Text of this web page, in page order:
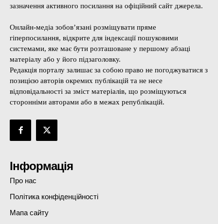
зазначення активного посилання на офіційний сайт джерела.
Онлайн-медіа зобов’язані розміщувати пряме
гіперпосилання, відкрите для індексації пошуковими
системами, яке має бути розташоване у першому абзаці
матеріалу або у його підзаголовку.
Редакція порталу залишає за собою право не погоджуватися з
позицією авторів окремих публікацій та не несе
відповідальності за зміст матеріалів, що розміщуються
сторонніми авторами або в межах републікацій.
Інформація
Про нас
Політика конфіденційності
Мапа сайту